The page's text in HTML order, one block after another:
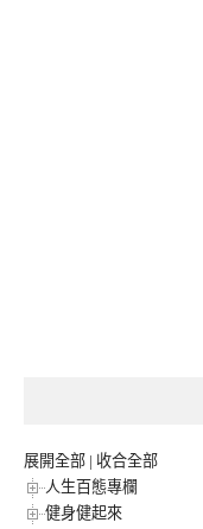
展開全部 | 收合全部
人生百態專欄
健身健起來